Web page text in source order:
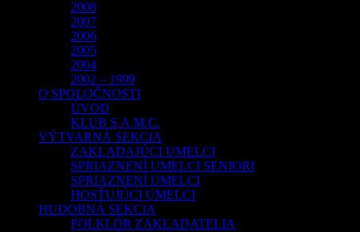
2008
2007
2006
2005
2004
2002 – 1999
O SPOLOČNOSTI
ÚVOD
KLUB S.A.M.C.
VÝTVARNÁ SEKCIA
ZAKLADAJÚCI UMELCI
SPRIAZNENÍ UMELCI SENIORI
SPRIAZNENÍ UMELCI
HOSŤUJÚCI UMELCI
HUDOBNÁ SEKCIA
FOLKLÓR ZAKLADATELIA